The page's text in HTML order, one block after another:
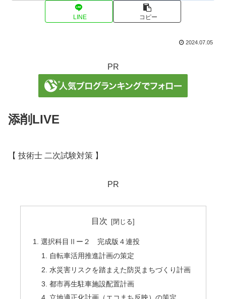
LINE コピー
2024.07.05
PR
添削LIVE
【 技術士 二次試験対策 】
PR
目次
選択科目Ⅱー２ 完成版４連投
自転車活用推進計画の策定
水災害リスクを踏まえた防災まちづくり計画
都市再生駐車施設配置計画